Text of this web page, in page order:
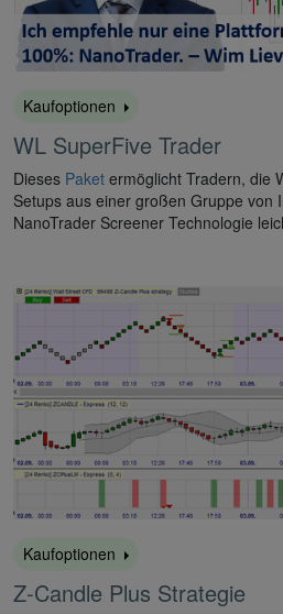
Kaufoptionen
WL SuperFive Trader
Dieses Paket ermöglicht Tradern, die
Setups aus einer großen Gruppe von
NanoTrader Screener Technologie
Kaufoptionen
Z-Candle Plus Strategie